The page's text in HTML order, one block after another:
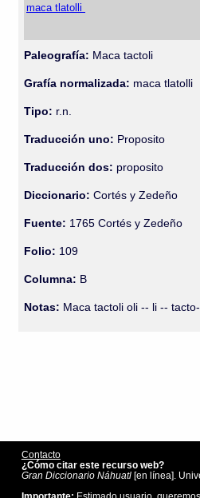
maca tlatolli
Paleografía: Maca tactoli
Grafía normalizada: maca tlatolli
Tipo: r.n.
Traducción uno: Proposito
Traducción dos: proposito
Diccionario:Cortés y Zedeño
Fuente: 1765 Cortés y Zedeño
Folio: 109
Columna: B
Notas: Maca tactoli oli -- li --
Contacto
¿Cómo citar este recurso web?
Gran Diccionario Náhuatl[en línea].